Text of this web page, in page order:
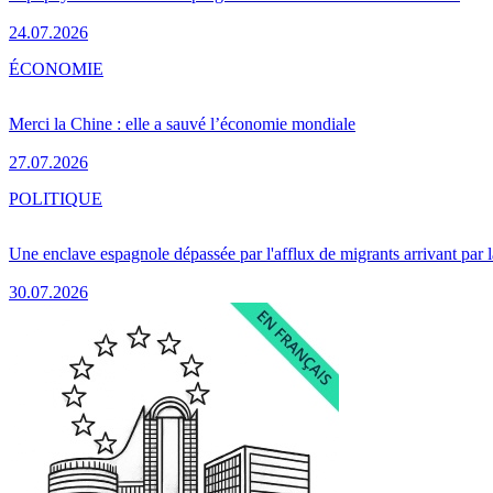
24.07.2026
Merci la Chine : elle a sauvé l’économie mondiale
27.07.2026
ÉCONOMIE
Une enclave espagnole dépassée par l'afflux de migrants arrivant par
30.07.2026
POLITIQUE